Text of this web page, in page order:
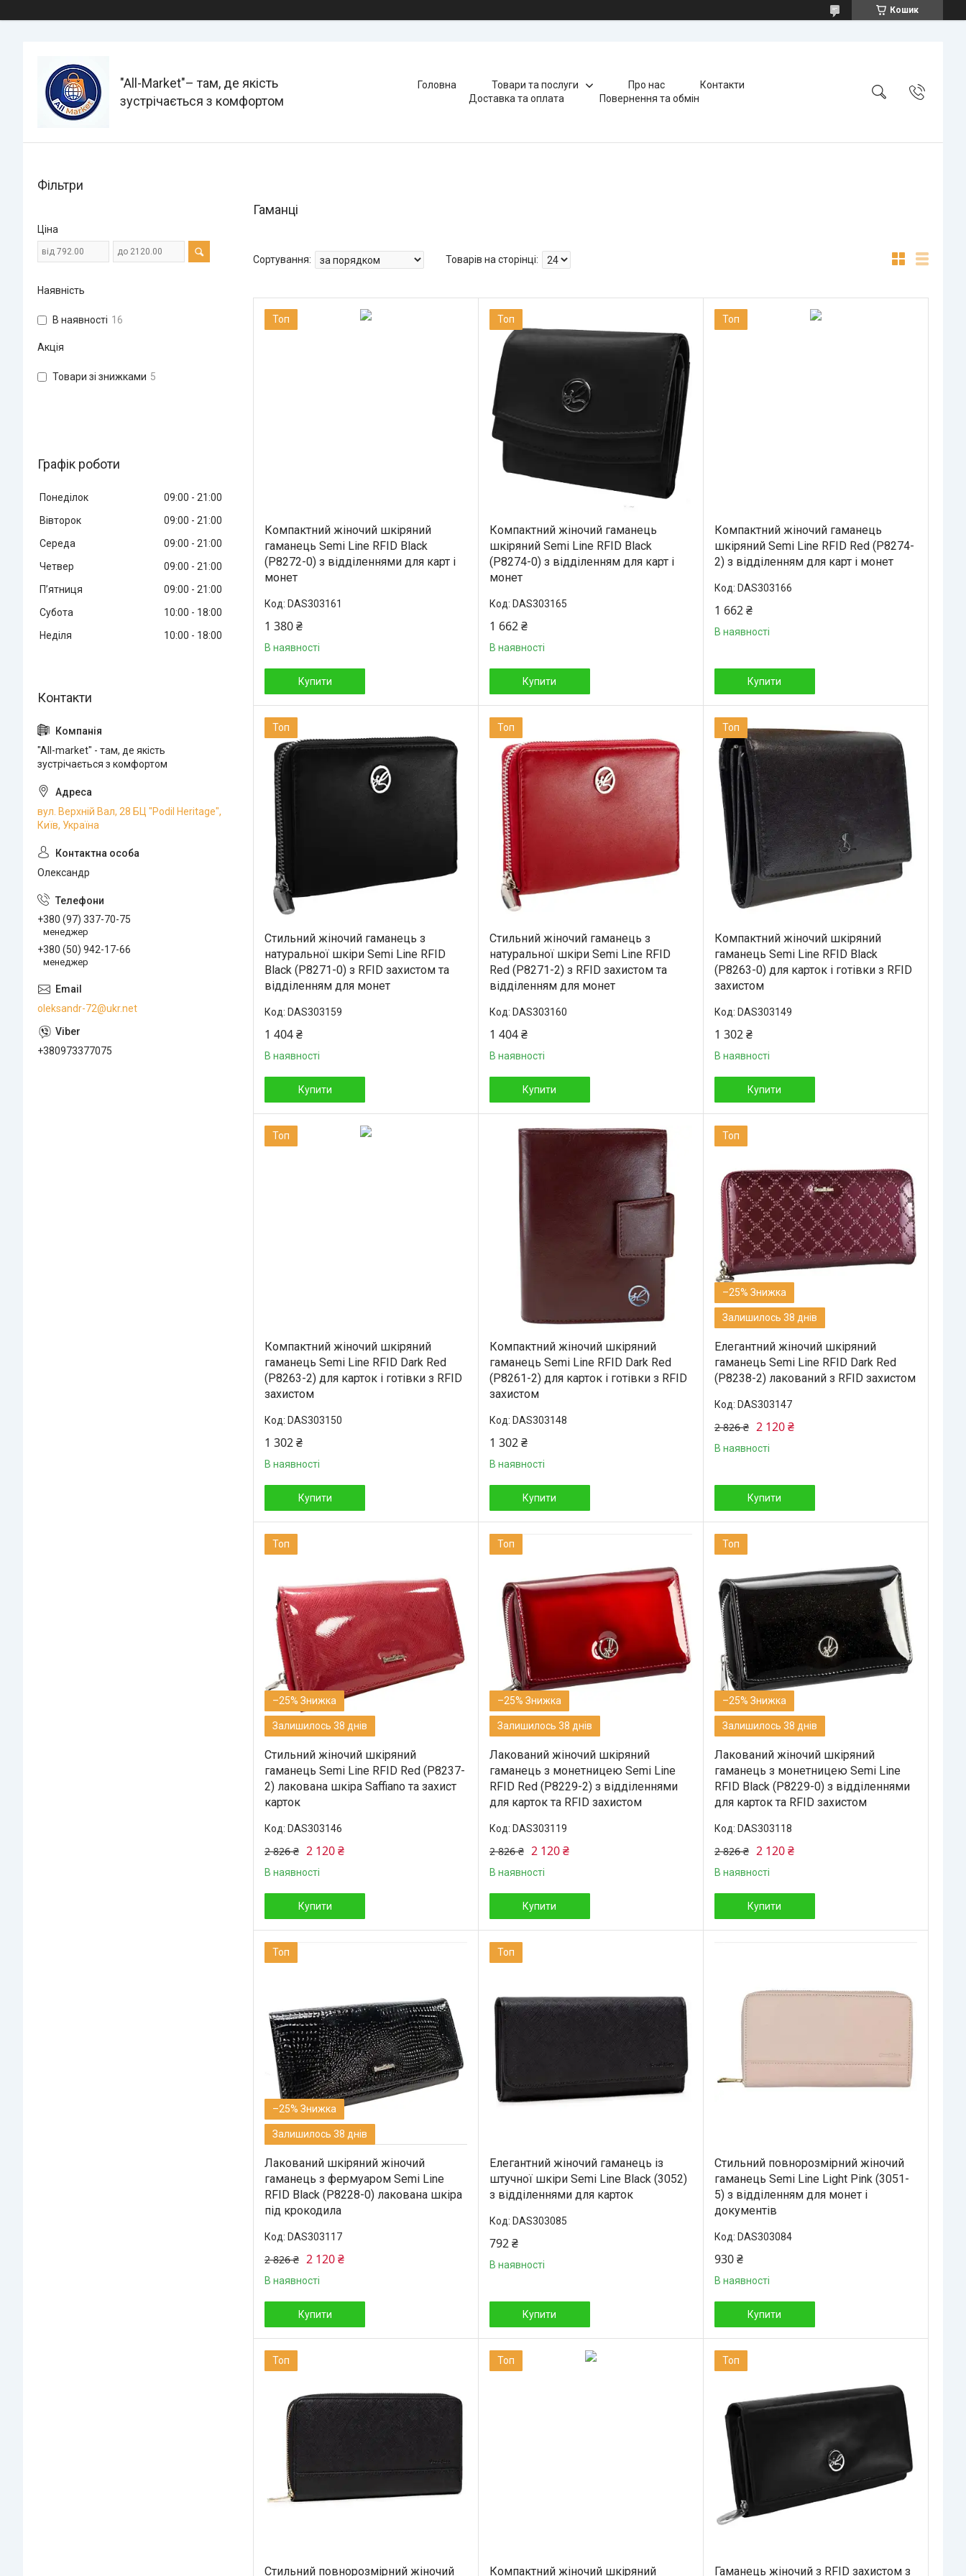
Кошик
"All-Мarket"– там, де якість
зустрічається з комфортом
Головна Товари та послуги Про нас
Контакти
Доставка та оплата
Повернення та обмін
Гаманці
Топ
Компактний жіночий шкіряний
гаманець Semi Line RFID Black
(P8272-0) з відділеннями для карт і
монет
DAS303161
1 380 ₴
В наявності
Купити
Топ
Компактний жіночий гаманець
шкіряний Semi Line RFID Black
(P8274-0) з відділенням для карт і
монет
DAS303165
1 662 ₴
В наявності
Купити
Топ
Компактний жіночий гаманець
шкіряний Semi Line RFID Red (P8274-
2) з відділенням для карт і монет
DAS303166
1 662 ₴
В наявності
Купити
Топ
Стильний жіночий гаманець з
натуральної шкіри Semi Line RFID
Black (P8271-0) з RFID захистом та
відділенням для монет
DAS303159
1 404 ₴
В наявності
Купити
Топ
Стильний жіночий гаманець з
натуральної шкіри Semi Line RFID
Red (P8271-2) з RFID захистом та
відділенням для монет
DAS303160
1 404 ₴
В наявності
Купити
Топ
Компактний жіночий шкіряний
гаманець Semi Line RFID Black
(P8263-0) для карток і готівки з RFID
захистом
DAS303149
1 302 ₴
В наявності
Купити
Топ
Компактний жіночий шкіряний
гаманець Semi Line RFID Dark Red
(P8263-2) для карток і готівки з RFID
захистом
DAS303150
1 302 ₴
В наявності
Купити
Компактний жіночий шкіряний
гаманець Semi Line RFID Dark Red
(P8261-2) для карток і готівки з RFID
захистом
DAS303148
1 302 ₴
В наявності
Купити
Топ
–25%
Залишилось 38 днів
Елегантний жіночий шкіряний
гаманець Semi Line RFID Dark Red
(P8238-2) лакований з RFID захистом
DAS303147
2 826 ₴ 2 120 ₴
В наявності
Купити
Топ
–25%
Залишилось 38 днів
Стильний жіночий шкіряний
гаманець Semi Line RFID Red (P8237-
2) лакована шкіра Saffiano та захист
карток
DAS303146
2 826 ₴ 2 120 ₴
В наявності
Купити
Топ
–25%
Залишилось 38 днів
Лакований жіночий шкіряний
гаманець з монетницею Semi Line
RFID Red (P8229-2) з відділеннями
для карток та RFID захистом
DAS303119
2 826 ₴ 2 120 ₴
В наявності
Купити
Топ
–25%
Залишилось 38 днів
Лакований жіночий шкіряний
гаманець з монетницею Semi Line
RFID Black (P8229-0) з відділеннями
для карток та RFID захистом
DAS303118
2 826 ₴ 2 120 ₴
В наявності
Купити
Топ
–25%
Залишилось 38 днів
Лакований шкіряний жіночий
гаманець з фермуаром Semi Line
RFID Black (P8228-0) лакована шкіра
під крокодила
DAS303117
2 826 ₴ 2 120 ₴
В наявності
Купити
Топ
Елегантний жіночий гаманець із
штучної шкіри Semi Line Black (3052)
з відділеннями для карток
DAS303085
792 ₴
В наявності
Купити
Стильний повнорозмірний жіночий
гаманець Semi Line Light Pink (3051-
5) з відділенням для монет і
документів
DAS303084
930 ₴
В наявності
Купити
Топ
Стильний повнорозмірний жіночий
Топ
Компактний жіночий шкіряний
Топ
Гаманець жіночий з RFID захистом з
Фільтри
Ціна
Наявність
В наявності 16
Акція
Товари зі знижками 5
Графік роботи
Понеділок 09:00
21:00
Вівторок
09:00
21:00
Середа
09:00
21:00
Четвер
09:00
21:00
Пʼятниця
09:00
21:00
Субота
10:00
18:00
Неділя
10:00 18:00
"All-market" - там, де якість
зустрічається з комфортом
вул. Верхній Вал, 28 БЦ "Podil Heritage",
Київ, Україна
Олександр
+380 (97) 337-70-75
менеджер
+380 (50) 942-17-66
менеджер
oleksandr-72@ukr.net
+380973377075